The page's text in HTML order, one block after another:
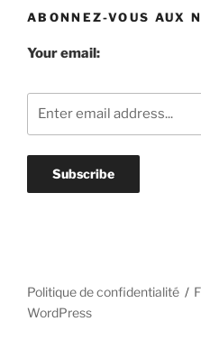
ABONNEZ-VOUS AUX
Your email:
Politique de confidentialité
WordPress